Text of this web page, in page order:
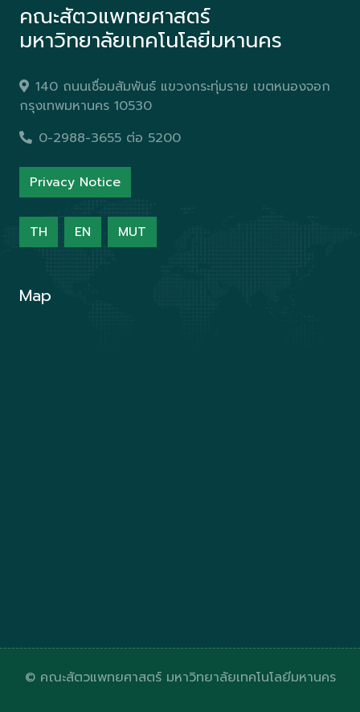
คณะสัตวแพทยศาสตร์
มหาวิทยาลัยเทคโนโลยีมหานคร
140 ถนนเชื่อมสัมพันธ์ แขวงกระทุ่มราย เขตหนองจอก
กรุงเทพมหานคร 10530
0-2988-3655 ต่อ 5200
Privacy Notice
TH EN MUT
Map
© คณะสัตวแพทยศาสตร์ มหาวิทยาลัยเทคโนโลยีมหานคร